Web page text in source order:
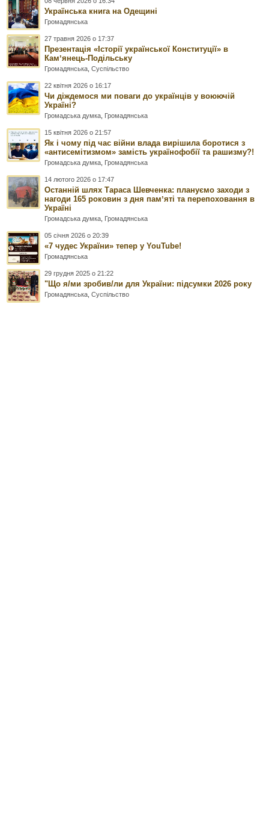
Українська книга на Одещині
Громадянська
27 травня 2026 о 17:37
Презентація «Історії української Конституції» в
Камʼянець-Подільську
Громадянська ,Суспільство
22 квітня 2026 о 16:17
Чи діждемося ми поваги до українців у воюючій
Україні?
Громадська думка Громадянська
15 квітня 2026 о 21:57
Як і чому під час війни влада вирішила боротися з
«антисемітизмом» замість українофобії та рашизму?!
Громадська думка Громадянська
14 лютого 2026 о 17:47
Останній шлях Тараса Шевченка: плануємо заходи з
нагоди 165 роковин з дня памʼяті та перепоховання в
Україні
Громадська думка Громадянська
05 січня 2026 о 20:39
«7 чудес України» тепер у YouTube!
Громадянська
29 грудня 2025 о 21:22
"Що я/ми зробив/ли для України: підсумки 2026 року
Громадянська ,Суспільство